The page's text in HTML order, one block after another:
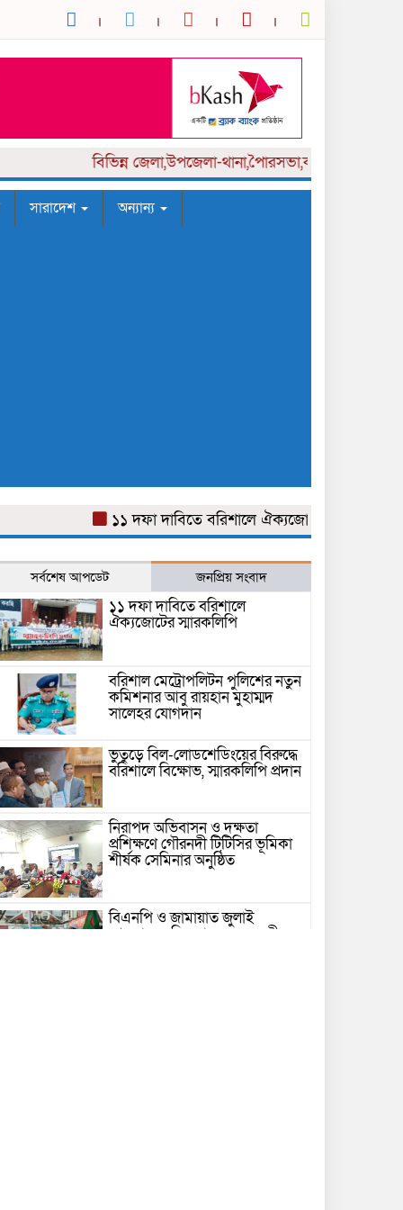
বিভিন্নজেলা,উপজেলা-থানা,পৈারসভা,কলেজ পর্যায়
সারাদেশ অন্যান্য
১১ দফা দাবিতে বরিশালে ঐক্যজোটের স্মারকলিপি
সর্বশেষ আপডেট জনপ্রিয় সংবাদ
১১ দফা দাবিতে বরিশালে
ঐক্যজোটের স্মারকলিপি
বরিশাল মেট্রোপলিটন পুলিশের নতুন
কমিশনার আবু রায়হান মুহাম্মদ
সালেহর যোগদান
ভুতুড়ে বিল-লোডশেডিংয়ের বিরুদ্ধে
বরিশালে বিক্ষোভ, স্মারকলিপি প্রদান
নিরাপদ অভিবাসন ও দক্ষতা
প্রশিক্ষণে গৌরনদী টিটিসির ভূমিকা
শীর্ষক সেমিনার অনুষ্ঠিত
বিএনপি ও জামায়াত জুলাই
আন্দোলনে ছিল না: ফয়জুল করীম